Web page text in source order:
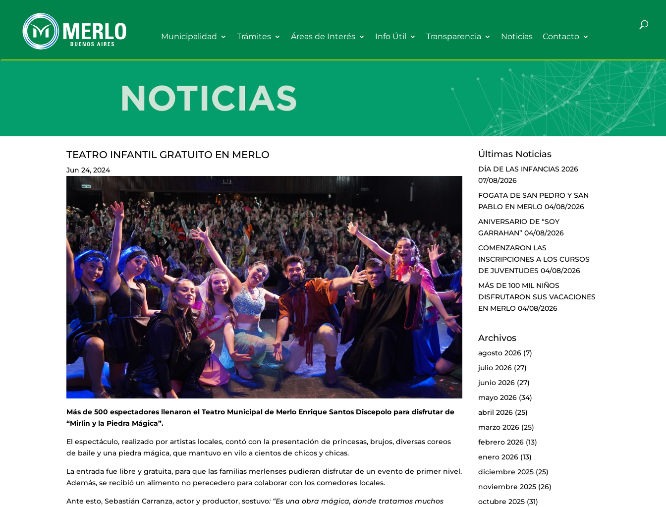
Municipalidad Trámites Áreas de Interés Info Útil Transparencia Noticias Contacto
TEATRO INFANTIL GRATUITO EN MERLO
Jun 24, 2024
Más de 500 espectadores llenaron el Teatro Municipal de Merlo Enrique Santos Discepolo para disfrutar de
“Mirlin y la Piedra Mágica”.
El espectáculo, realizado por artistas locales, contó con la presentación de princesas, brujos, diversas coreos
de baile y una piedra mágica, que mantuvo en vilo a cientos de chicos y chicas.
La entrada fue libre y gratuita, para que las familias merlenses pudieran disfrutar de un evento de primer nivel.
Además, se recibió un alimento no perecedero para colaborar con los comedores locales.
Ante esto, Sebastián Carranza, actor y productor, sostuvo: “Es una obra mágica, donde tratamos muchos
Últimas Noticias
DÍA DE LAS INFANCIAS 2026
07/08/2026
FOGATA DE SAN PEDRO Y SAN
PABLO EN MERLO 04/08/2026
ANIVERSARIO DE “SOY
GARRAHAN” 04/08/2026
COMENZARON LAS
INSCRIPCIONES A LOS CURSOS
DE JUVENTUDES 04/08/2026
MÁS DE 100 MIL NIÑOS
DISFRUTARON SUS VACACIONES
EN MERLO 04/08/2026
Archivos
agosto 2026(7)
julio 2026(27)
junio 2026(27)
mayo 2026(34)
abril 2026(25)
marzo 2026(25)
febrero 2026(13)
enero 2026(13)
diciembre 2025(25)
noviembre 2025(26)
octubre 2025(31)